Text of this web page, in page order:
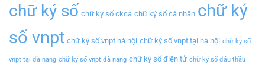
chữ ký số chữ ký số ckca chữ ký số cá nhân chữ ký
số vnpt chữ ký số vnpt hà nội chữ ký số vnpt tại hà nội chữ ký số
vnpt tại đà nẵng chữ ký số vnpt đà nẵng chữ ký số điện tử chữ ký số đấu thầu